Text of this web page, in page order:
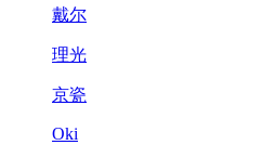
戴尔
理光
京瓷
Oki